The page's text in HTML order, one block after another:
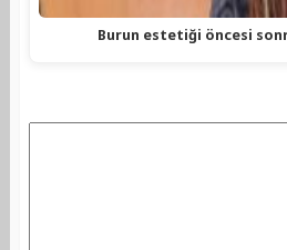
Burun estetiği öncesi